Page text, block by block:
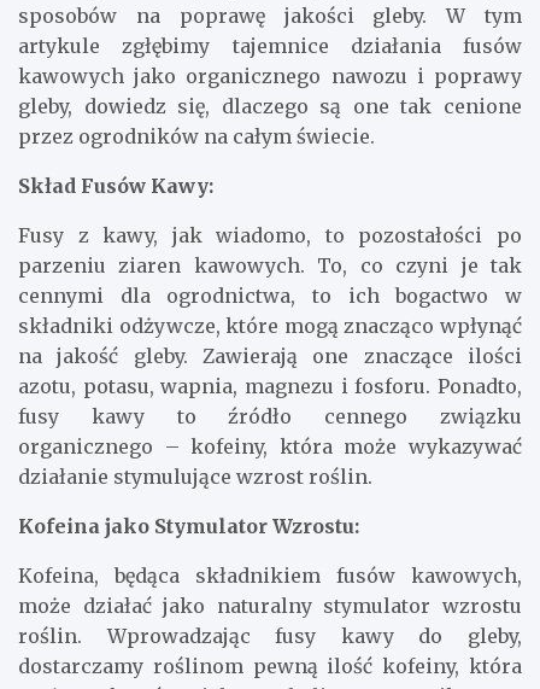
sposobów na poprawę jakości gleby. W tym
artykule zgłębimy tajemnice działania fusów
kawowych jako organicznego nawozu i poprawy
gleby, dowiedz się, dlaczego są one tak cenione
przez ogrodników na całym świecie.
Skład Fusów Kawy:
Fusy z kawy, jak wiadomo, to pozostałości po
parzeniu ziaren kawowych. To, co czyni je tak
cennymi dla ogrodnictwa, to ich bogactwo w
składniki odżywcze, które mogą znacząco wpłynąć
na jakość gleby. Zawierają one znaczące ilości
azotu, potasu, wapnia, magnezu i fosforu. Ponadto,
fusy kawy to źródło cennego związku
organicznego – kofeiny, która może wykazywać
działanie stymulujące wzrost roślin.
Kofeina jako Stymulator Wzrostu:
Kofeina, będąca składnikiem fusów kawowych,
może działać jako naturalny stymulator wzrostu
roślin. Wprowadzając fusy kawy do gleby,
dostarczamy roślinom pewną ilość kofeiny, która